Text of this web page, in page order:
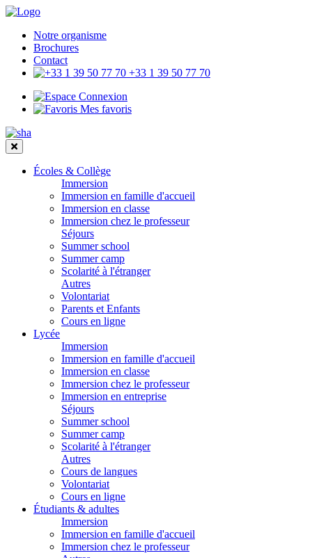
Notre organisme
Brochures
Contact
+33 1 39 50 77 70
Connexion
Mes favoris
Écoles & Collège
Immersion
Immersion en famille d'accueil
Immersion en classe
Immersion chez le professeur
Séjours
Summer school
Summer camp
Scolarité à l'étranger
Autres
Volontariat
Parents et Enfants
Cours en ligne
Lycée
Immersion
Immersion en famille d'accueil
Immersion en classe
Immersion chez le professeur
Immersion en entreprise
Séjours
Summer school
Summer camp
Scolarité à l'étranger
Autres
Cours de langues
Volontariat
Cours en ligne
Étudiants & adultes
Immersion
Immersion en famille d'accueil
Immersion chez le professeur